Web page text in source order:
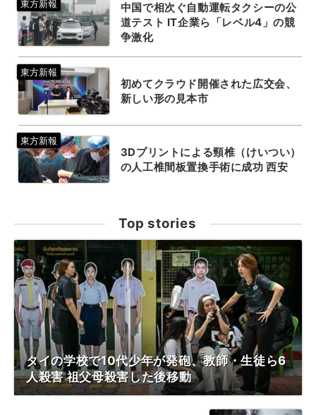
中国で相次ぐ自動運転タクシーの公
道テスト IT企業ら「レベル4」の競
争激化
初めてクラウド開催された広交会、
新しい形の見本市
3Dプリントによる頸椎（けいつい）
の人工椎間板置換手術に成功 西安
Top stories
タイの学校で10代少年が発砲、教師・生徒ら6
人殺害 祖父母殺害した後移動